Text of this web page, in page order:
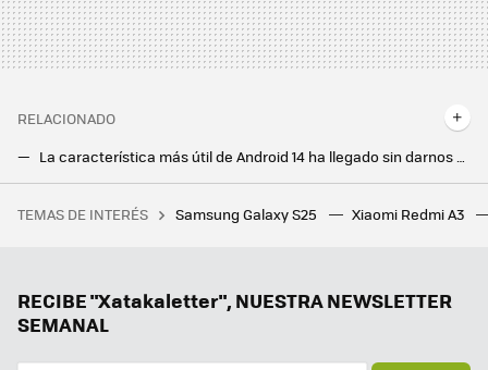
RELACIONADO
La característica más útil de Android 14 ha llegado sin darnos cuenta: ya está disponible en esta app y así puedes forzarla
Este es el gesto más molesto y que más activo por error de mi teléfono Android: así lo he eliminado
La nueva Telefónica quiere reinventar su oferta de contenidos: está valorando pujar por un canal de televisión en abierto
TEMAS DE INTERÉS Samsung Galaxy S25 Xiaomi Redmi A3
RECIBE "Xatakaletter", NUESTRA NEWSLETTER
SEMANAL